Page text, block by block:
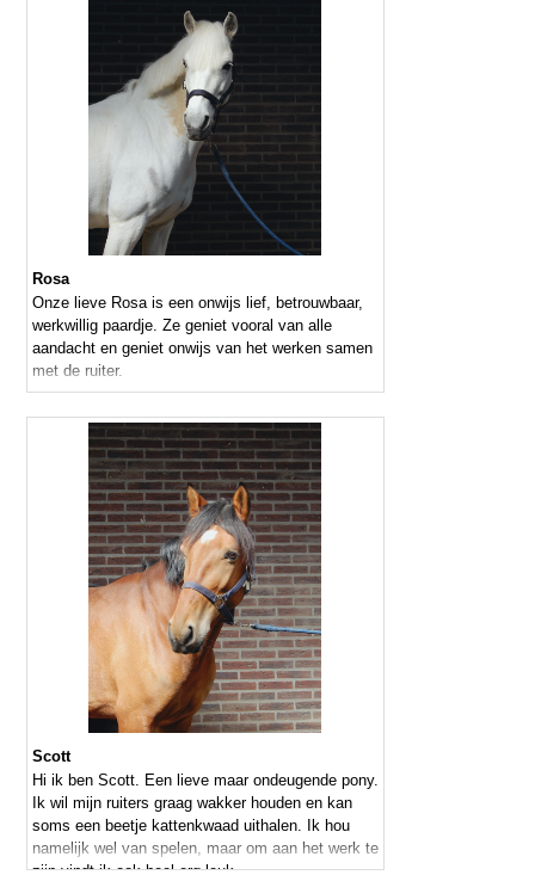
Rosa
Onze lieve Rosa is een onwijs lief, betrouwbaar,
werkwillig paardje. Ze geniet vooral van alle
aandacht en geniet onwijs van het werken samen
met de ruiter.
Scott
Hi ik ben Scott. Een lieve maar ondeugende pony.
Ik wil mijn ruiters graag wakker houden en kan
soms een beetje kattenkwaad uithalen. Ik hou
namelijk wel van spelen, maar om aan het werk te
zijn vindt ik ook heel erg leuk.